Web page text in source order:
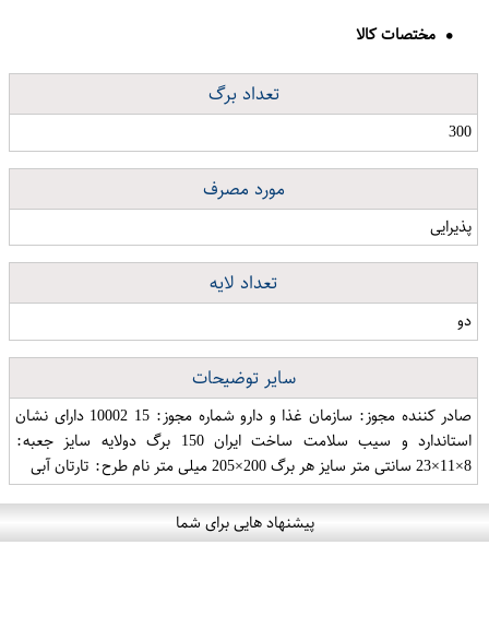
مختصات کالا
تعداد برگ
300
مورد مصرف
پذیرایی
تعداد لایه
دو
سایر توضیحات
صادر کننده مجوز: سازمان غذا و دارو شماره مجوز: 15 10002 دارای نشان
استاندارد و سیب سلامت ساخت ایران 150 برگ دولایه سایز جعبه:
8×11×23 سانتی متر سایز هر برگ 200×205 میلی متر نام طرح: تارتان آبی
پیشنهاد هایی برای شما